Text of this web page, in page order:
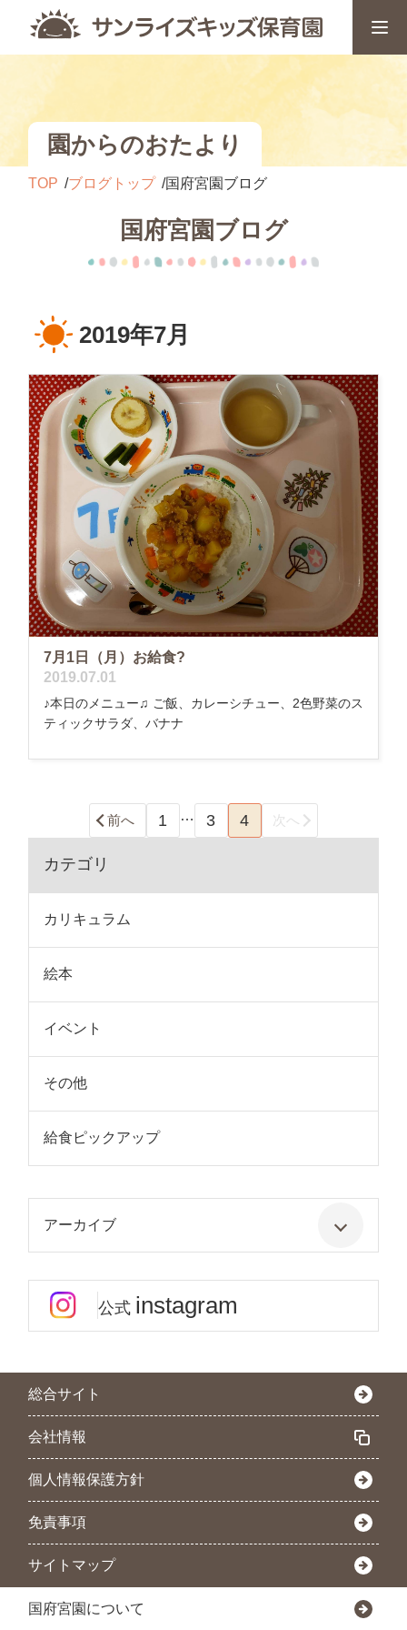
園からのおたより
TOP ブログトップ 国府宮園ブログ
国府宮園ブログ
2019年7月
7月1日（月）お給食?
2019.07.01
♪本日のメニュー♫ ご飯、カレーシチュー、2色野菜のス
ティックサラダ、バナナ
前へ 1 … 3 4 次へ
カテゴリ
カリキュラム
絵本
イベント
その他
給食ピックアップ
アーカイブ
公式 instagram
総合サイト
会社情報
個人情報保護方針
免責事項
サイトマップ
国府宮園について